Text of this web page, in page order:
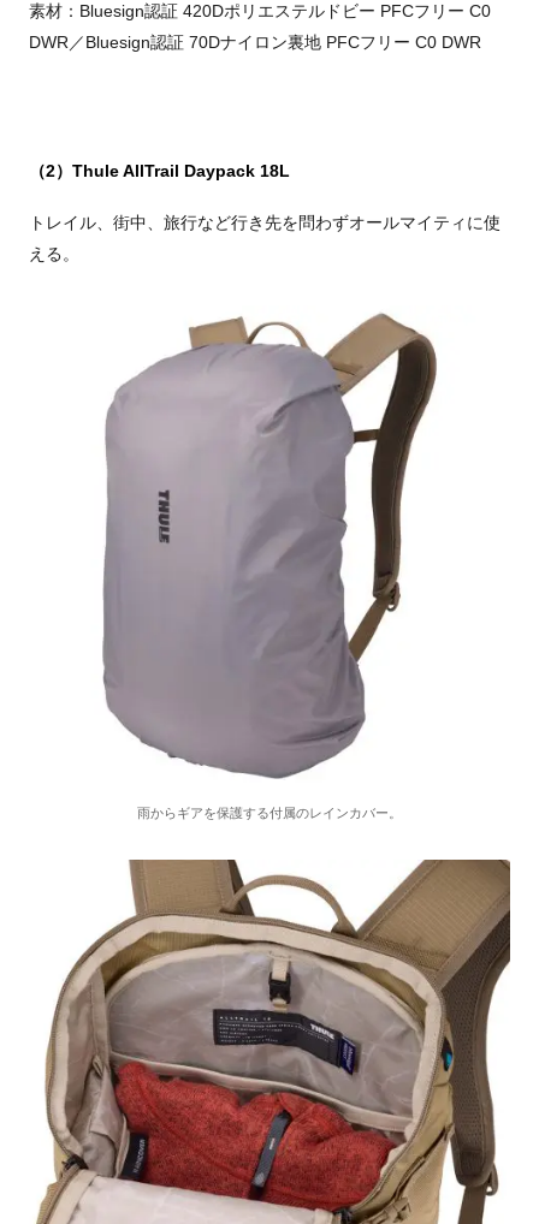
素材：Bluesign認証 420Dポリエステルドビー PFCフリー C0
DWR／Bluesign認証 70Dナイロン裏地 PFCフリー C0 DWR
（2）Thule AllTrail Daypack 18L
トレイル、街中、旅行など⾏き先を問わずオールマイティに使
える。
雨からギアを保護する付属のレインカバー。